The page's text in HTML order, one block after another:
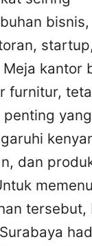
bisnis,
Meja kantor
furnitur,
penting yang
dan
tersebut,